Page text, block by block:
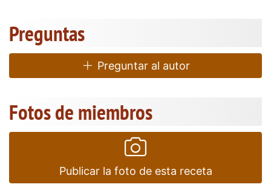
Preguntas
Preguntar al autor
Fotos de miembros
Publicar la foto de esta receta